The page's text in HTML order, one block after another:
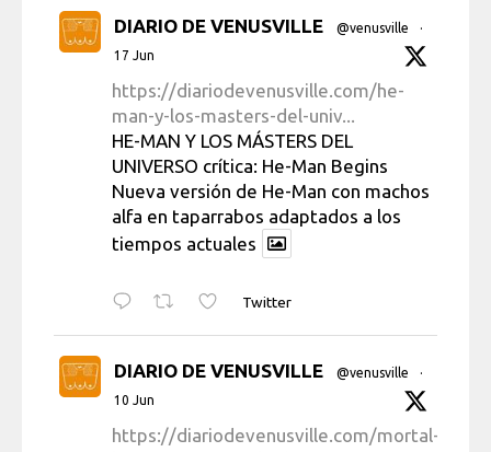
DIARIO DE VENUSVILLE @venusville
·
17 Jun
https://diariodevenusville.com/he-
man-y-los-masters-del-univ...
HE-MAN Y LOS MÁSTERS DEL
UNIVERSO crítica: He-Man Begins
Nueva versión de He-Man con machos
alfa en taparrabos adaptados a los
tiempos actuales
Twitter
DIARIO DE VENUSVILLE @venusville
·
10 Jun
https://diariodevenusville.com/mortal-